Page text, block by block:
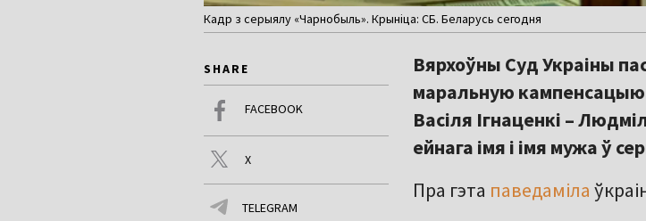
Кадр з серыялу «Чарнобыль». Крыніца: СБ. Беларусь сегодня
SHARE
FACEBOOK
X
TELEGRAM
Вярхоўны Суд Украіны
маральную кампенсацыю
Васіля Ігнаценкі –
ейнага імя і імя мужа ў
Пра гэта паведаміла